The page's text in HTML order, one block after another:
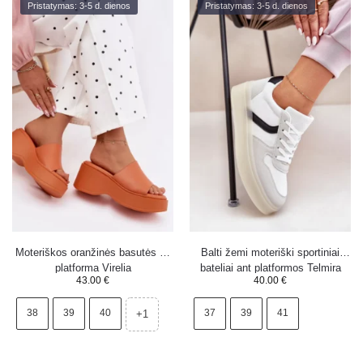
Pristatymas: 3-5 d. dienos
Moteriškos oranžinės basutės su
platforma Virelia
43.00 €
38 39 40 +1
Pristatymas: 3-5 d. dienos
Balti žemi moteriški sportiniai
bateliai ant platformos Telmira
40.00 €
37 39 41